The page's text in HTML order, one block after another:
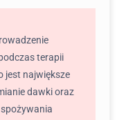
terapii
jest największe
dawki oraz